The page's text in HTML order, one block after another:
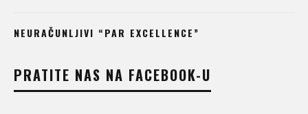
NEURAČUNLJIVI “PAR EXCELLENCE”
PRATITE NAS NA FACEBOOK-U